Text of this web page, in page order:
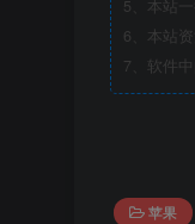
5、本站
6、本站
7、软件
苹果